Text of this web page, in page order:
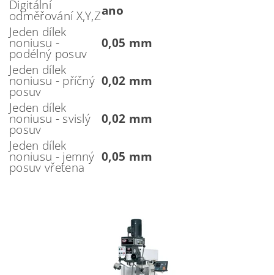
Digitální
odměřování X,Y,Zano
Jeden dílek
noniusu -
podélný posuv
0,05 mm
Jeden dílek
noniusu - příčný
posuv
0,02 mm
Jeden dílek
noniusu - svislý
posuv
0,02 mm
Jeden dílek
noniusu - jemný
posuv vřetena
0,05 mm